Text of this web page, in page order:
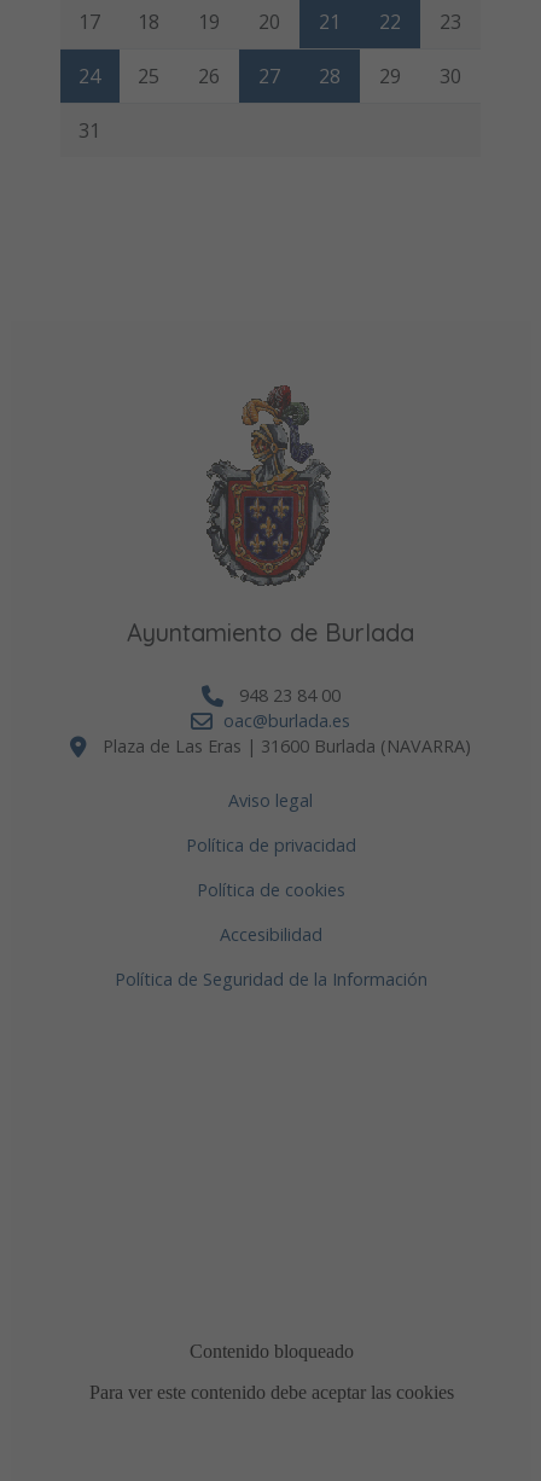
17 18 19 20 21 22 23
24 25 26 27 28 29 30
31
Ayuntamiento de Burlada
948 23 84 00
oac@burlada.es
Plaza de Las Eras | 31600 Burlada (NAVARRA)
Aviso legal
Política de privacidad
Política de cookies
Accesibilidad
Política de Seguridad de la Información